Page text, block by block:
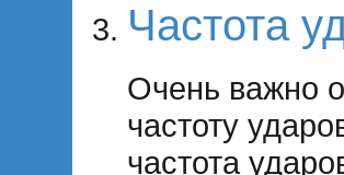
Частота
Очень важно
частоту
частота